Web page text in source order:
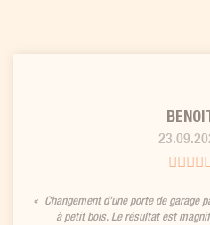
Changement d’une porte de garage
à petit bois. Le résultat est